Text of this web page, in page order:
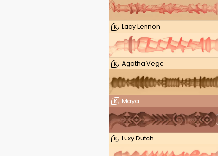
K Lacy Lennon
K Agatha Vega
K Maya
K Luxy Dutch